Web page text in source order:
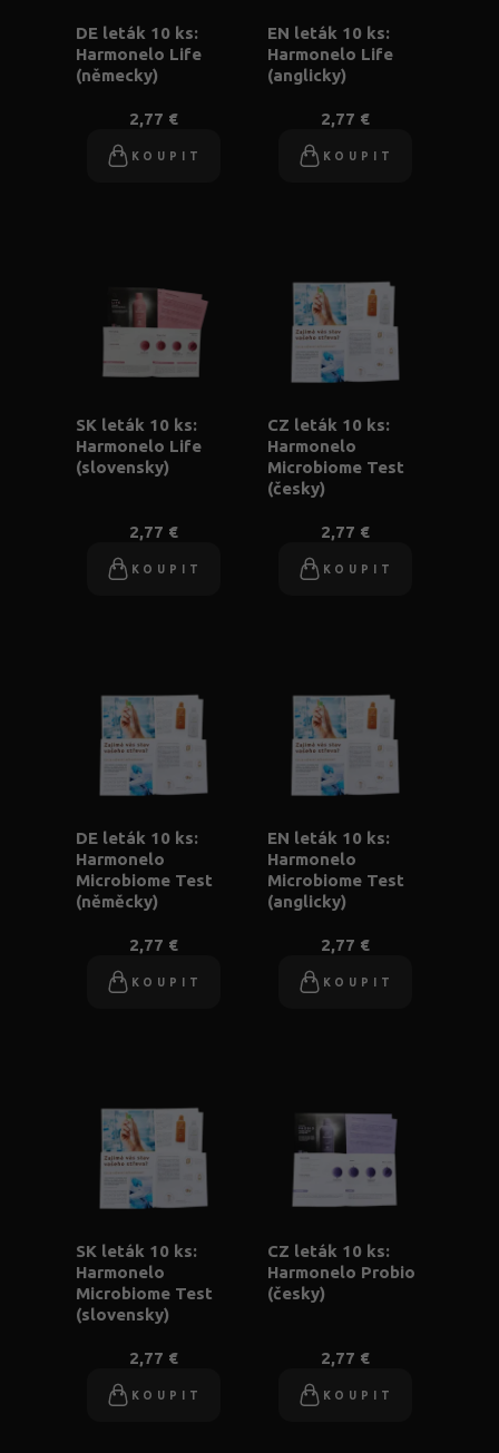
DE leták 10 ks:
Harmonelo Life
(německy)
2,77 €
KOUPIT
EN leták 10 ks:
Harmonelo Life
(anglicky)
2,77 €
KOUPIT
SK leták 10 ks:
Harmonelo Life
(slovensky)
2,77 €
KOUPIT
CZ leták 10 ks:
Harmonelo
Microbiome Test
(česky)
2,77 €
KOUPIT
DE leták 10 ks:
Harmonelo
Microbiome Test
(něměcky)
2,77 €
KOUPIT
EN leták 10 ks:
Harmonelo
Microbiome Test
(anglicky)
2,77 €
KOUPIT
SK leták 10 ks:
Harmonelo
Microbiome Test
(slovensky)
2,77 €
KOUPIT
CZ leták 10 ks:
Harmonelo Probio
(česky)
2,77 €
KOUPIT